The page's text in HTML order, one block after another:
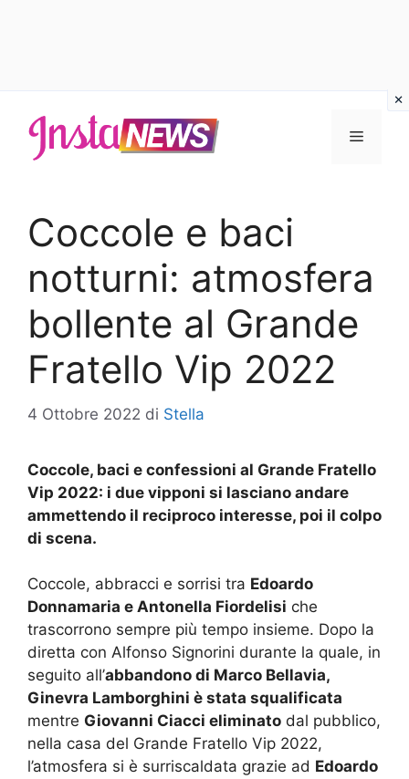
contenuto
Menu
Coccole e baci
notturni: atmosfera
bollente al Grande
Fratello Vip 2022
4 Ottobre 2022 di Stella
Coccole, baci e confessioni al Grande Fratello
Vip 2022: i due vipponi si lasciano andare
ammettendo il reciproco interesse, poi il colpo
di scena.
Coccole, abbracci e sorrisi tra Edoardo
Donnamaria e Antonella Fiordelisi che
trascorrono sempre più tempo insieme. Dopo la
diretta con Alfonso Signorini durante la quale, in
seguito all’abbandono di Marco Bellavia,
Ginevra Lamborghini è stata squalificata
mentre Giovanni Ciacci eliminato dal pubblico,
nella casa del Grande Fratello Vip 2022,
l’atmosfera si è surriscaldata grazie ad Edoardo